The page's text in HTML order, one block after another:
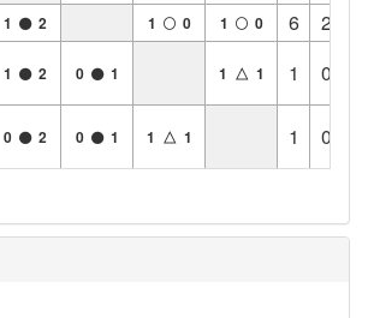
1 2 1 0 1 0 6 2
1 2 0 1 1 △ 1 1 0
0 2 0 1 1 △ 1 1 0